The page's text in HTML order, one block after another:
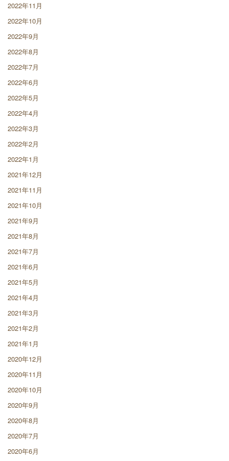
2022年11月
2022年10月
2022年9月
2022年8月
2022年7月
2022年6月
2022年5月
2022年4月
2022年3月
2022年2月
2022年1月
2021年12月
2021年11月
2021年10月
2021年9月
2021年8月
2021年7月
2021年6月
2021年5月
2021年4月
2021年3月
2021年2月
2021年1月
2020年12月
2020年11月
2020年10月
2020年9月
2020年8月
2020年7月
2020年6月